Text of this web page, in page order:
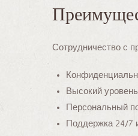
Сотрудничество с
Высокий
Персональный
Поддержка 24/7